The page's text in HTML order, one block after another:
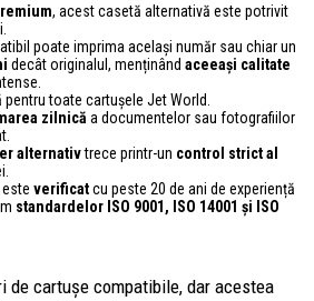
, acest casetă alternativă este potrivit
poate imprima același număr sau chiar un
decât originalul, menținând aceeași calitate
toate cartușele Jet World.
zilnică a documentelor sau fotografiilor
alternativtrece printr-un control strict al
verificatcu peste 20 de ani de experiență
standardelor ISO 9001, ISO 14001 și ISO
de cartușe compatibile, dar acestea